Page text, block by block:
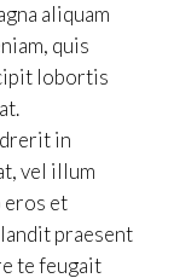
aliquam
quis
lobortis
in
vel illum
eros et
praesent
te feugait